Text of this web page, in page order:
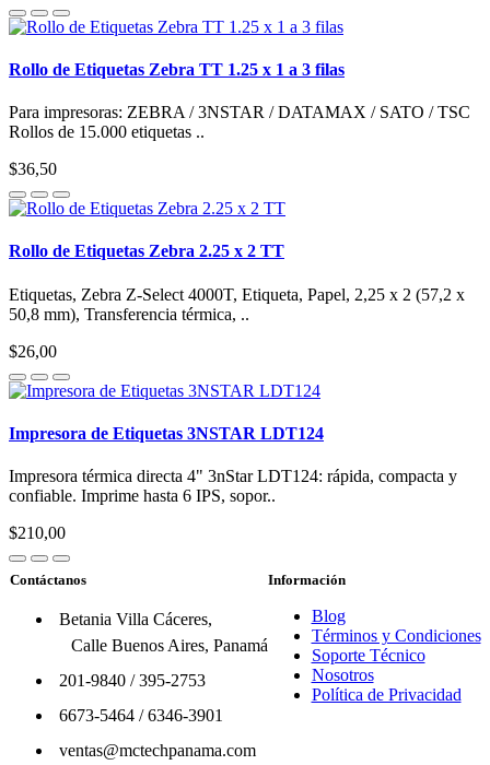
Rollo de Etiquetas Zebra TT 1.25 x 1 a 3 filas
Para impresoras: ZEBRA / 3NSTAR / DATAMAX / SATO / TSC
Rollos de 15.000 etiquetas ..
$36,50
Rollo de Etiquetas Zebra 2.25 x 2 TT
Etiquetas, Zebra Z-Select 4000T, Etiqueta, Papel, 2,25 x 2 (57,2 x
50,8 mm), Transferencia térmica, ..
$26,00
Impresora de Etiquetas 3NSTAR LDT124
Impresora térmica directa 4" 3nStar LDT124: rápida, compacta y
confiable. Imprime hasta 6 IPS, sopor..
$210,00
Contáctanos
Betania Villa Cáceres,
Calle Buenos Aires, Panamá
201-9840/395-2753
6673-5464/6346-3901
ventas@mctechpanama.com
Información
Blog
Términos y Condiciones
Soporte Técnico
Nosotros
Política de Privacidad